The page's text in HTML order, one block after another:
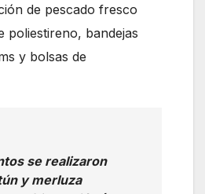
de pescado fresco
poliestireno, bandejas
y bolsas de
se realizaron
y merluza